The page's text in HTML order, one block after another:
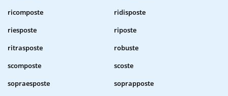
ricomposte
ridisposte
riesposte
riposte
ritrasposte
robuste
scomposte
scoste
sopraesposte
soprapposte